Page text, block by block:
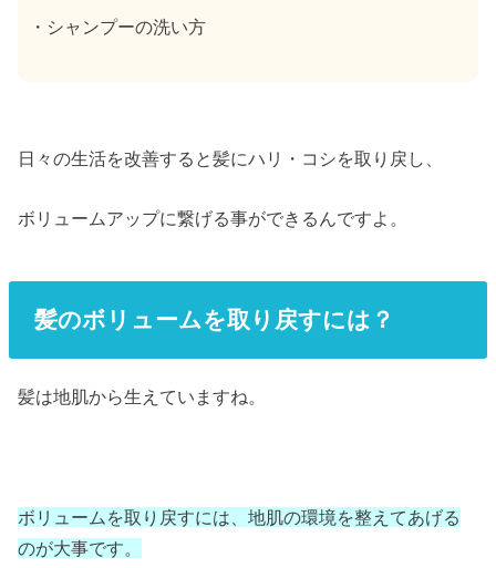
・シャンプーの洗い方
日々の生活を改善すると髪にハリ・コシを取り戻し、
ボリュームアップに繋げる事ができるんですよ。
髪のボリュームを取り戻すには？
髪は地肌から生えていますね。
ボリュームを取り戻すには、地肌の環境を整えてあげる
のが大事です。